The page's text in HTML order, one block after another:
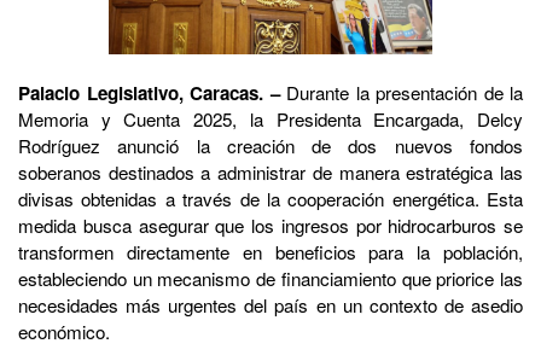
Palacio Legislativo, Caracas. –Durante la presentación de la
Memoria y Cuenta 2025, la Presidenta Encargada, Delcy
Rodríguez anunció la creación de dos nuevos fondos
soberanos destinados a administrar de manera estratégica las
divisas obtenidas a través de la cooperación energética. Esta
medida busca asegurar que los ingresos por hidrocarburos se
transformen directamente en beneficios para la población,
estableciendo un mecanismo de financiamiento que priorice las
necesidades más urgentes del país en un contexto de asedio
económico.